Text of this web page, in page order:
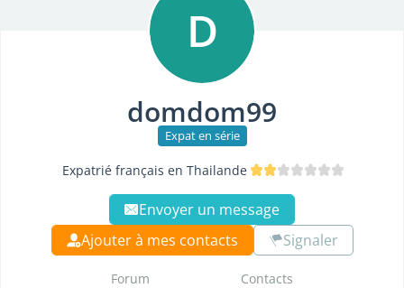
D
domdom99
Expat en série
Expatrié français en Thailande
Envoyer un message
Ajouter à mes contacts
Signaler
Forum
Contacts